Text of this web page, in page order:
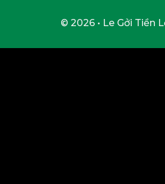
© 2026 • Le Gởi Tiền